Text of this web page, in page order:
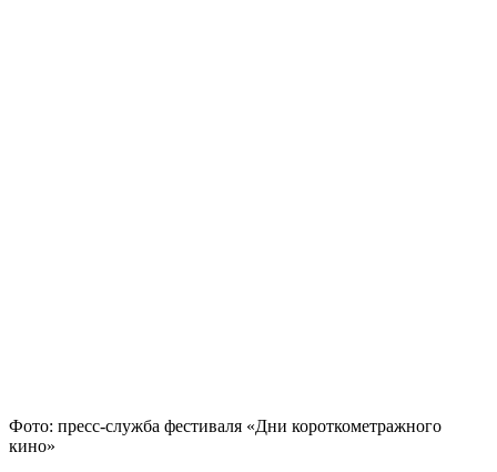
Фото: пресс-служба фестиваля «Дни короткометражного
кино»